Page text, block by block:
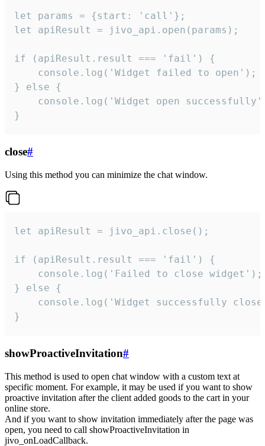
let params = {start: 'call'};
let apiResult = jivo_api.open(params);
if (apiResult.result === 'fail') {
    console.log('Widget failed to open');
} else {
console.log('Widget open
}
close#
Using this method you can minimize the chat window.
let apiResult = jivo_api.close();
if (apiResult.result === 'fail') {
    console.log('Failed to close widget');
} else {
console.log('Widget successfully
}
showProactiveInvitation#
This method is used to open chat window with a custom text at
specific moment. For example, it may be used if you want to show
proactive invitation after the client added goods to the cart in your
online store.
And if you want to show invitation immediately after the page was
open, you need to call showProactiveInvitation in
jivo_onLoadCallback.